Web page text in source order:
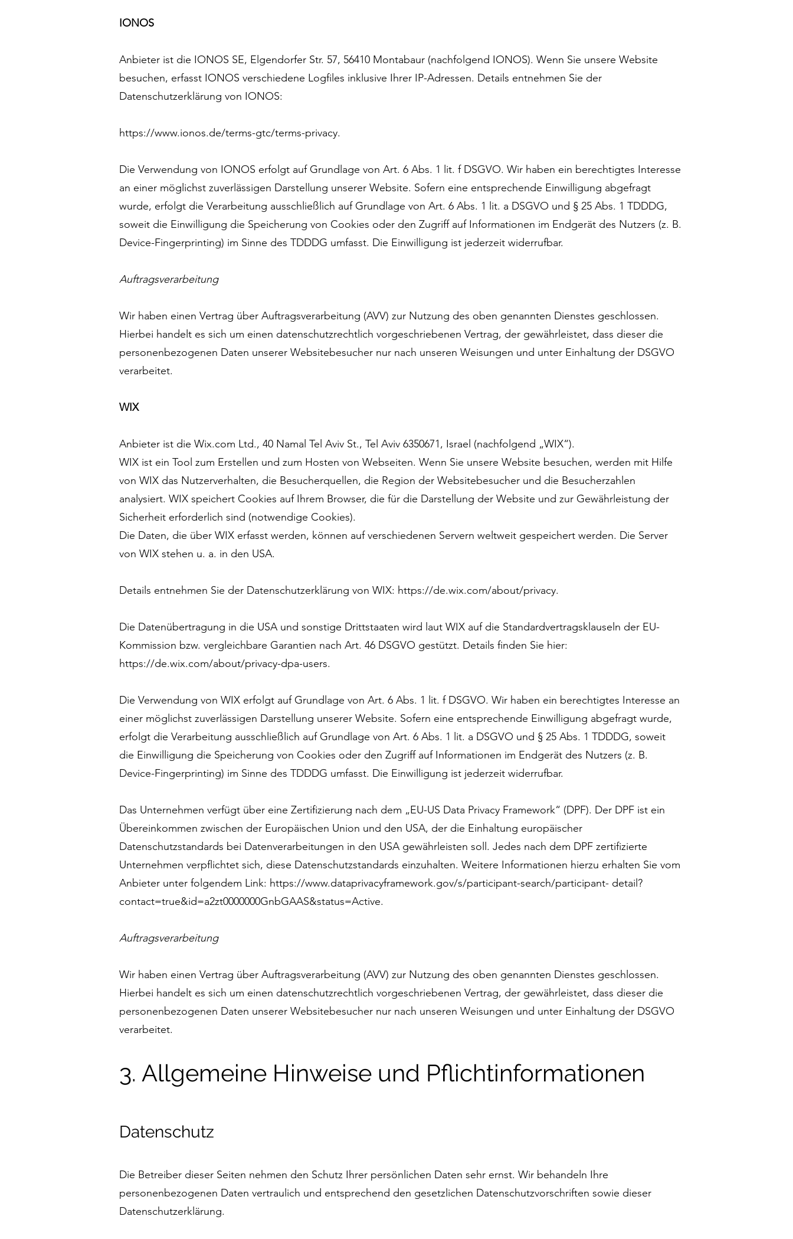
IONOS
Anbieter ist die IONOS SE, Elgendorfer Str. 57, 56410 Montabaur (nachfolgend IONOS). Wenn Sie unsere Website
besuchen, erfasst IONOS verschiedene Logfiles inklusive Ihrer IP-Adressen. Details entnehmen Sie der
Datenschutzerklärung von IONOS:
https://www.ionos.de/terms-gtc/terms-privacy.
Die Verwendung von IONOS erfolgt auf Grundlage von Art. 6 Abs. 1 lit. f DSGVO. Wir haben ein berechtigtes Interesse
an einer möglichst zuverlässigen Darstellung unserer Website. Sofern eine entsprechende Einwilligung abgefragt
wurde, erfolgt die Verarbeitung ausschließlich auf Grundlage von Art. 6 Abs. 1 lit. a DSGVO und § 25 Abs. 1 TDDDG,
soweit die Einwilligung die Speicherung von Cookies oder den Zugriff auf Informationen im Endgerät des Nutzers (z. B.
Device-Fingerprinting) im Sinne des TDDDG umfasst. Die Einwilligung ist jederzeit widerrufbar.
Auftragsverarbeitung
Wir haben einen Vertrag über Auftragsverarbeitung (AVV) zur Nutzung des oben genannten Dienstes geschlossen.
Hierbei handelt es sich um einen datenschutzrechtlich vorgeschriebenen Vertrag, der gewährleistet, dass dieser die
personenbezogenen Daten unserer Websitebesucher nur nach unseren Weisungen und unter Einhaltung der DSGVO
verarbeitet.
WIX
Anbieter ist die Wix.com Ltd., 40 Namal Tel Aviv St., Tel Aviv 6350671, Israel (nachfolgend „WIX“).
WIX ist ein Tool zum Erstellen und zum Hosten von Webseiten. Wenn Sie unsere Website besuchen, werden mit Hilfe
von WIX das Nutzerverhalten, die Besucherquellen, die Region der Websitebesucher und die Besucherzahlen
analysiert. WIX speichert Cookies auf Ihrem Browser, die für die Darstellung der Website und zur Gewährleistung der
Sicherheit erforderlich sind (notwendige Cookies).
Die Daten, die über WIX erfasst werden, können auf verschiedenen Servern weltweit gespeichert werden. Die Server
von WIX stehen u. a. in den USA.
Details entnehmen Sie der Datenschutzerklärung von WIX: https://de.wix.com/about/privacy.
Die Datenübertragung in die USA und sonstige Drittstaaten wird laut WIX auf die Standardvertragsklauseln der EU-
Kommission bzw. vergleichbare Garantien nach Art. 46 DSGVO gestützt. Details finden Sie hier:
https://de.wix.com/about/privacy-dpa-users.
Die Verwendung von WIX erfolgt auf Grundlage von Art. 6 Abs. 1 lit. f DSGVO. Wir haben ein berechtigtes Interesse an
einer möglichst zuverlässigen Darstellung unserer Website. Sofern eine entsprechende Einwilligung abgefragt wurde,
erfolgt die Verarbeitung ausschließlich auf Grundlage von Art. 6 Abs. 1 lit. a DSGVO und § 25 Abs. 1 TDDDG, soweit
die Einwilligung die Speicherung von Cookies oder den Zugriff auf Informationen im Endgerät des Nutzers (z. B.
Device-Fingerprinting) im Sinne des TDDDG umfasst. Die Einwilligung ist jederzeit widerrufbar.
Das Unternehmen verfügt über eine Zertifizierung nach dem „EU-US Data Privacy Framework“ (DPF). Der DPF ist ein
Übereinkommen zwischen der Europäischen Union und den USA, der die Einhaltung europäischer
Datenschutzstandards bei Datenverarbeitungen in den USA gewährleisten soll. Jedes nach dem DPF zertifizierte
Unternehmen verpflichtet sich, diese Datenschutzstandards einzuhalten. Weitere Informationen hierzu erhalten Sie vom
Anbieter unter folgendem Link: https://www.dataprivacyframework.gov/s/participant-search/participant- detail?
contact=true&id=a2zt0000000GnbGAAS&status=Active.
Auftragsverarbeitung
Wir haben einen Vertrag über Auftragsverarbeitung (AVV) zur Nutzung des oben genannten Dienstes geschlossen.
Hierbei handelt es sich um einen datenschutzrechtlich vorgeschriebenen Vertrag, der gewährleistet, dass dieser die
personenbezogenen Daten unserer Websitebesucher nur nach unseren Weisungen und unter Einhaltung der DSGVO
verarbeitet.
3. Allgemeine Hinweise und Pflichtinformationen
Datenschutz
Die Betreiber dieser Seiten nehmen den Schutz Ihrer persönlichen Daten sehr ernst. Wir behandeln Ihre
personenbezogenen Daten vertraulich und entsprechend den gesetzlichen Datenschutzvorschriften sowie dieser
Datenschutzerklärung.